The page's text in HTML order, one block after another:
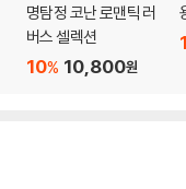
명탐정 코난 로맨틱 러
버스 셀렉션
10,800원
10%